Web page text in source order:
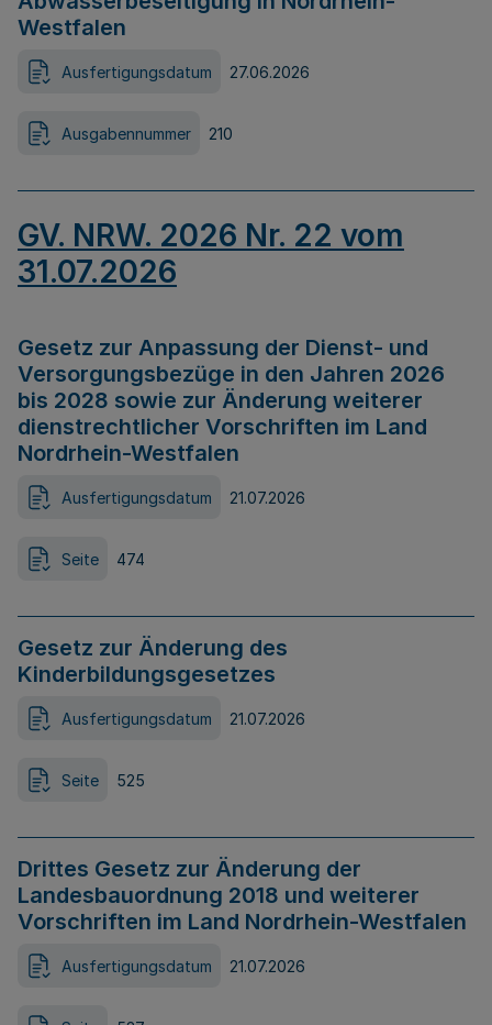
Westfalen
Ausfertigungsdatum 27.06.2026
Ausgabennummer 210
GV. NRW. 2026 Nr. 22 vom
31.07.2026
Gesetz zur Anpassung der Dienst- und
Versorgungsbezüge in den Jahren 2026
bis 2028 sowie zur Änderung weiterer
dienstrechtlicher Vorschriften im Land
Nordrhein-Westfalen
Ausfertigungsdatum 21.07.2026
Seite 474
Gesetz zur Änderung des
Kinderbildungsgesetzes
Ausfertigungsdatum 21.07.2026
Seite 525
Drittes Gesetz zur Änderung der
Landesbauordnung 2018 und weiterer
Vorschriften im Land Nordrhein-Westfalen
Ausfertigungsdatum 21.07.2026